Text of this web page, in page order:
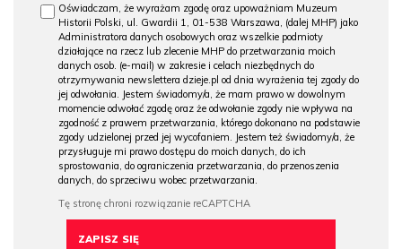
Oświadczam, że wyrażam zgodę oraz upoważniam Muzeum
Historii Polski, ul. Gwardii 1, 01-538 Warszawa, (dalej MHP) jako
Administratora danych osobowych oraz wszelkie podmioty
działające na rzecz lub zlecenie MHP do przetwarzania moich
danych osob. (e-mail) w zakresie i celach niezbędnych do
otrzymywania newslettera dzieje.pl od dnia wyrażenia tej zgody do
jej odwołania. Jestem świadomy/a, że mam prawo w dowolnym
momencie odwołać zgodę oraz że odwołanie zgody nie wpływa na
zgodność z prawem przetwarzania, którego dokonano na podstawie
zgody udzielonej przed jej wycofaniem. Jestem też świadomy/a, że
przysługuje mi prawo dostępu do moich danych, do ich
sprostowania, do ograniczenia przetwarzania, do przenoszenia
danych, do sprzeciwu wobec przetwarzania.